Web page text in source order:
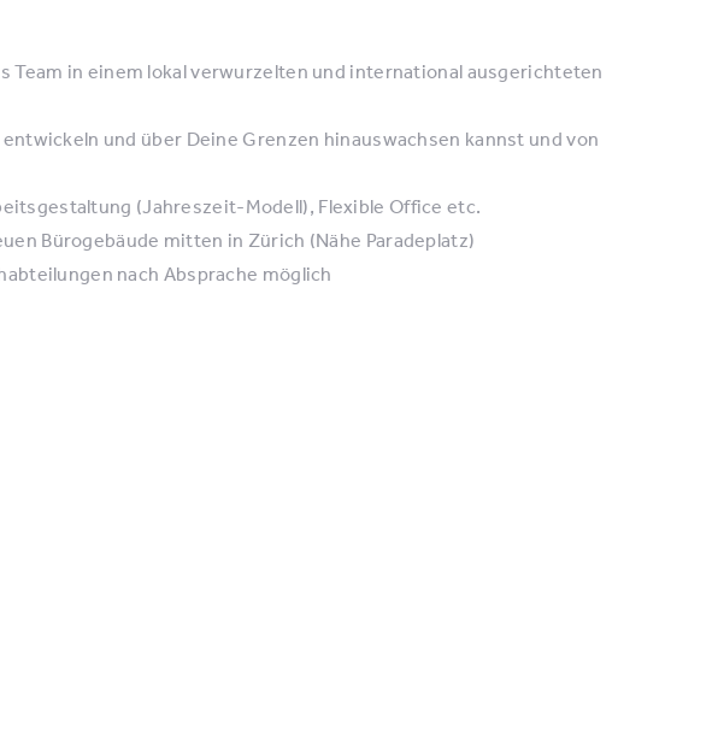
Team in einem lokal verwurzelten und international ausgerichteten
und über Deine Grenzen hinauswachsen kannst und von
(Jahreszeit-Modell), Flexible Office etc.
Bürogebäude mitten in Zürich (Nähe Paradeplatz)
nach Absprache möglich